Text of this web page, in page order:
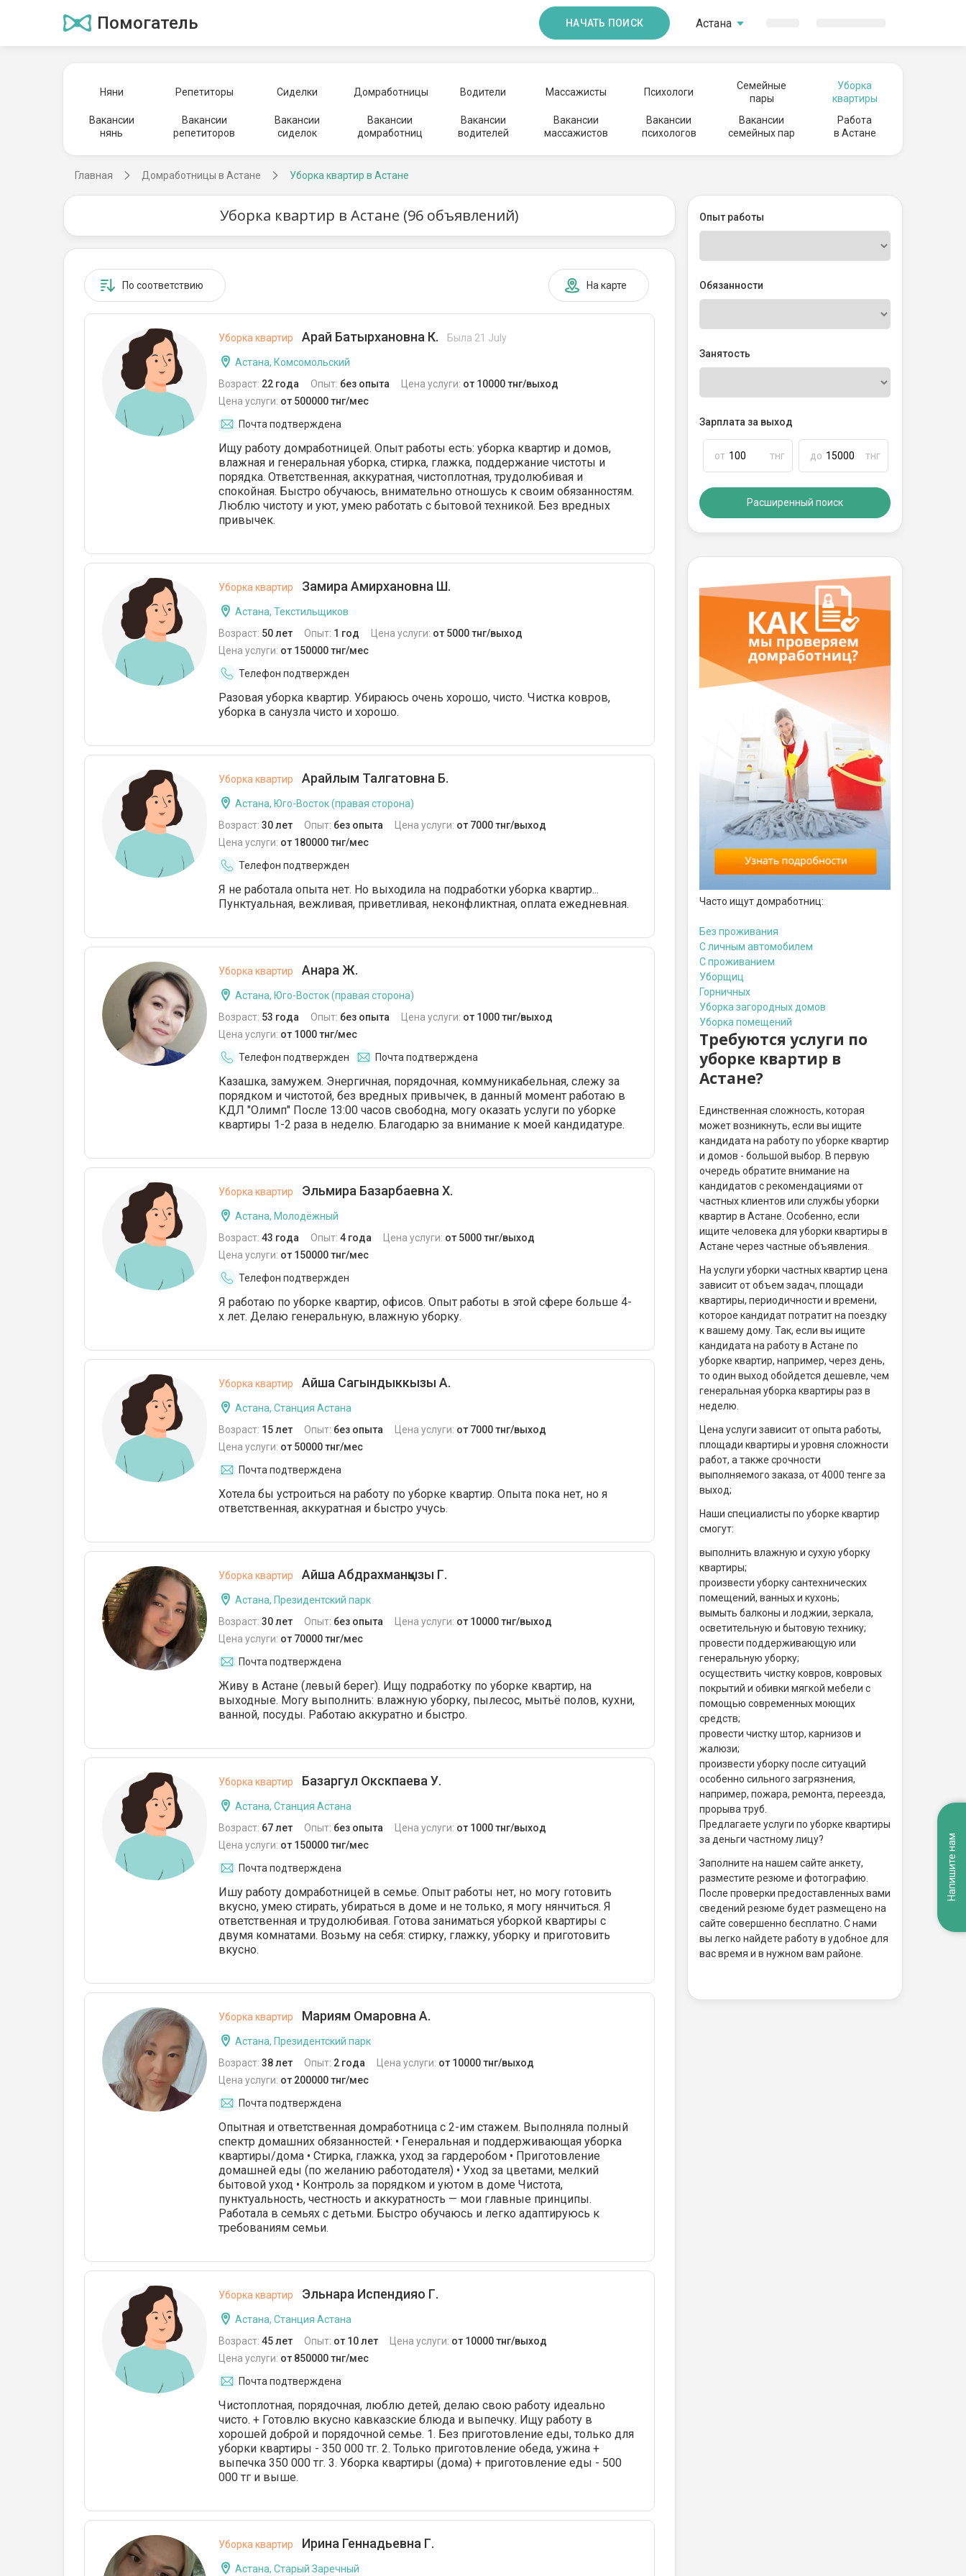
Помогатель НАЧАТЬ ПОИСК Астана
Няни Репетиторы Сиделки Домработницы Водители Массажисты Психологи
Семейные
пары
Уборка
квартиры
Вакансии
нянь
Вакансии
репетиторов
Вакансии
сиделок
Вакансии
домработниц
Вакансии
водителей
Вакансии
массажистов
Вакансии
психологов
Вакансии
семейных пар
Работа
в Астане
Главная Домработницы в Астане Уборка квартир в Астане
Уборка квартир в Астане (96 объявлений)
По соответствию На карте
Уборка квартир Арай Батырхановна К. Была 21 July
Астана, Комсомольский
Возраст: 22 года Опыт: без опыта Цена услуги: от 10000 тнг/выход
Цена услуги: от 500000 тнг/мес
Почта подтверждена
Ищу работу домработницей. Опыт работы есть: уборка квартир и домов,
влажная и генеральная уборка, стирка, глажка, поддержание чистоты и
порядка. Ответственная, аккуратная, чистоплотная, трудолюбивая и
спокойная. Быстро обучаюсь, внимательно отношусь к своим обязанностям.
Люблю чистоту и уют, умею работать с бытовой техникой. Без вредных
привычек.
Уборка квартир Замира Амирхановна Ш.
Астана, Текстильщиков
Возраст: 50 лет Опыт: 1 год Цена услуги: от 5000 тнг/выход
Цена услуги: от 150000 тнг/мес
Телефон подтвержден
Разовая уборка квартир. Убираюсь очень хорошо, чисто. Чистка ковров,
уборка в санузла чисто и хорошо.
Уборка квартир Арайлым Талгатовна Б.
Астана, Юго-Восток (правая сторона)
Возраст: 30 лет Опыт: без опыта Цена услуги: от 7000 тнг/выход
Цена услуги: от 180000 тнг/мес
Телефон подтвержден
Я не работала опыта нет. Но выходила на подработки уборка квартир...
Пунктуальная, вежливая, приветливая, неконфликтная, оплата ежедневная.
Уборка квартир Анара Ж.
Астана, Юго-Восток (правая сторона)
Возраст: 53 года Опыт: без опыта Цена услуги: от 1000 тнг/выход
Цена услуги: от 1000 тнг/мес
Телефон подтвержден
Почта подтверждена
Казашка, замужем. Энергичная, порядочная, коммуникабельная, слежу за
порядком и чистотой, без вредных привычек, в данный момент работаю в
КДЛ "Олимп" После 13:00 часов свободна, могу оказать услуги по уборке
квартиры 1-2 раза в неделю. Благодарю за внимание к моей кандидатуре.
Уборка квартир Эльмира Базарбаевна Х.
Астана, Молодёжный
Возраст: 43 года Опыт: 4 года Цена услуги: от 5000 тнг/выход
Цена услуги: от 150000 тнг/мес
Телефон подтвержден
Я работаю по уборке квартир, офисов. Опыт работы в этой сфере больше 4-
х лет. Делаю генеральную, влажную уборку.
Уборка квартир Айша Сагындыккызы А.
Астана, Станция Астана
Возраст: 15 лет Опыт: без опыта Цена услуги: от 7000 тнг/выход
Цена услуги: от 50000 тнг/мес
Почта подтверждена
Хотела бы устроиться на работу по уборке квартир. Опыта пока нет, но я
ответственная, аккуратная и быстро учусь.
Уборка квартир Айша Абдрахманқызы Г.
Астана, Президентский парк
Возраст: 30 лет Опыт: без опыта Цена услуги: от 10000 тнг/выход
Цена услуги: от 70000 тнг/мес
Почта подтверждена
Живу в Астане (левый берег). Ищу подработку по уборке квартир, на
выходные. Могу выполнить: влажную уборку, пылесос, мытьё полов, кухни,
ванной, посуды. Работаю аккуратно и быстро.
Уборка квартир Базаргул Окскпаева У.
Астана, Станция Астана
Возраст: 67 лет Опыт: без опыта Цена услуги: от 1000 тнг/выход
Цена услуги: от 150000 тнг/мес
Почта подтверждена
Ишу работу домработницей в семье. Опыт работы нет, но могу готовить
вкусно, умею стирать, убираться в доме и не только, я могу нянчиться. Я
ответственная и трудолюбивая. Готова заниматься уборкой квартиры с
двумя комнатами. Возьму на себя: стирку, глажку, уборку и приготовить
вкусно.
Уборка квартир Мариям Омаровна А.
Астана, Президентский парк
Возраст: 38 лет Опыт: 2 года Цена услуги: от 10000 тнг/выход
Цена услуги: от 200000 тнг/мес
Почта подтверждена
Опытная и ответственная домработница с 2-им стажем. Выполняла полный
спектр домашних обязанностей: • Генеральная и поддерживающая уборка
квартиры/дома • Стирка, глажка, уход за гардеробом • Приготовление
домашней еды (по желанию работодателя) • Уход за цветами, мелкий
бытовой уход • Контроль за порядком и уютом в доме Чистота,
пунктуальность, честность и аккуратность — мои главные принципы.
Работала в семьях с детьми. Быстро обучаюсь и легко адаптируюсь к
требованиям семьи.
Уборка квартир Эльнара Испендияо Г.
Астана, Станция Астана
Возраст: 45 лет Опыт: от 10 лет Цена услуги: от 10000 тнг/выход
Цена услуги: от 850000 тнг/мес
Почта подтверждена
Чистоплотная, порядочная, люблю детей, делаю свою работу идеально
чисто. + Готовлю вкусно кавказские блюда и выпечку. Ищу работу в
хорошей доброй и порядочной семье. 1. Без приготовление еды, только для
уборки квартиры - 350 000 тг. 2. Только приготовление обеда, ужина +
выпечка 350 000 тг. 3. Уборка квартиры (дома) + приготовление еды - 500
000 тг и выше.
Уборка квартир Ирина Геннадьевна Г.
Астана, Старый Заречный
Опыт работы
Обязанности
Занятость
Зарплата за выход
от тнг до тнг
Расширенный поиск
Часто ищут домработниц:
Без проживания
С личным автомобилем
С проживанием
Уборщиц
Горничных
Уборка загородных домов
Уборка помещений
Требуются услуги по
уборке квартир в
Астане?
Единственная сложность, которая
может возникнуть, если вы ищите
кандидата на работу по уборке квартир
и домов - большой выбор. В первую
очередь обратите внимание на
кандидатов с рекомендациями от
частных клиентов или службы уборки
квартир в Астане. Особенно, если
ищите человека для уборки квартиры в
Астане через частные объявления.
На услуги уборки частных квартир цена
зависит от объем задач, площади
квартиры, периодичности и времени,
которое кандидат потратит на поездку
к вашему дому. Так, если вы ищите
кандидата на работу в Астане по
уборке квартир, например, через день,
то один выход обойдется дешевле, чем
генеральная уборка квартиры раз в
неделю.
Цена услуги зависит от опыта работы,
площади квартиры и уровня сложности
работ, а также срочности
выполняемого заказа, от 4000 тенге за
выход;
Наши специалисты по уборке квартир
смогут:
выполнить влажную и сухую уборку
квартиры;
произвести уборку сантехнических
помещений, ванных и кухонь;
вымыть балконы и лоджии, зеркала,
осветительную и бытовую технику;
провести поддерживающую или
генеральную уборку;
осуществить чистку ковров, ковровых
покрытий и обивки мягкой мебели с
помощью современных моющих
средств;
провести чистку штор, карнизов и
жалюзи;
произвести уборку после ситуаций
особенно сильного загрязнения,
например, пожара, ремонта, переезда,
прорыва труб.
Предлагаете услуги по уборке квартиры
за деньги частному лицу?
Заполните на нашем сайте анкету,
разместите резюме и фотографию.
После проверки предоставленных вами
сведений резюме будет размещено на
сайте совершенно бесплатно. С нами
вы легко найдете работу в удобное для
вас время и в нужном вам районе.
Напишите нам